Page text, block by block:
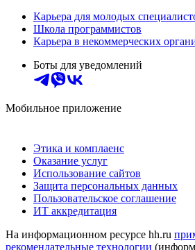
Карьера для молодых
Школа программистов
Карьера в некоммерческих
Боты для уведомлений
Мобильное приложение
Этика и комплаенс
Оказание услуг
Использование сайтов
Защита персональных данных
Пользовательское соглашение
ИТ аккредитация
На информационном ресурсе hh.ru
рекомендательные технологии